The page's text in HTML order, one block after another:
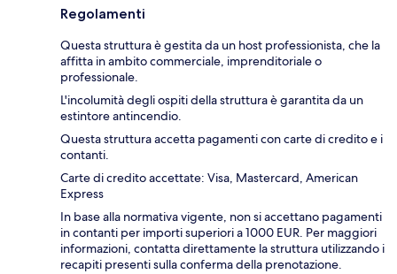
Regolamenti
Questa struttura è gestita da un host professionista, che la
affitta in ambito commerciale, imprenditoriale o
professionale.
L'incolumità degli ospiti della struttura è garantita da un
estintore antincendio.
Questa struttura accetta pagamenti con carte di credito e i
contanti.
Carte di credito accettate: Visa, Mastercard, American
Express
In base alla normativa vigente, non si accettano pagamenti
in contanti per importi superiori a 1000 EUR. Per maggiori
informazioni, contatta direttamente la struttura utilizzando i
recapiti presenti sulla conferma della prenotazione.